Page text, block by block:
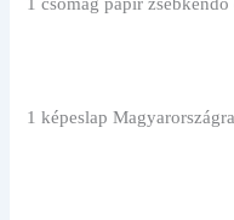
1 képeslap